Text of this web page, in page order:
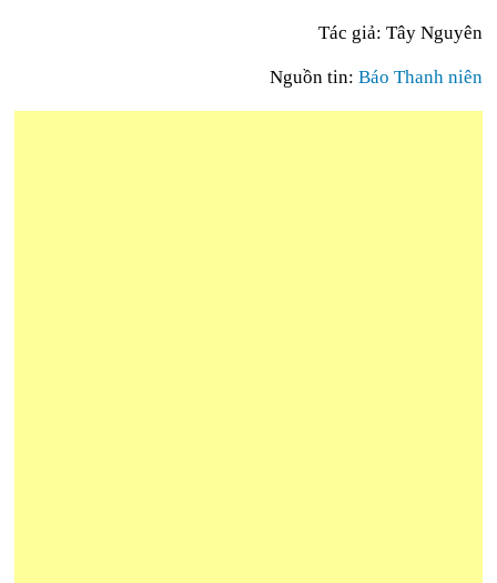
Tác giả: Tây Nguyên
Nguồn tin: Báo Thanh niên